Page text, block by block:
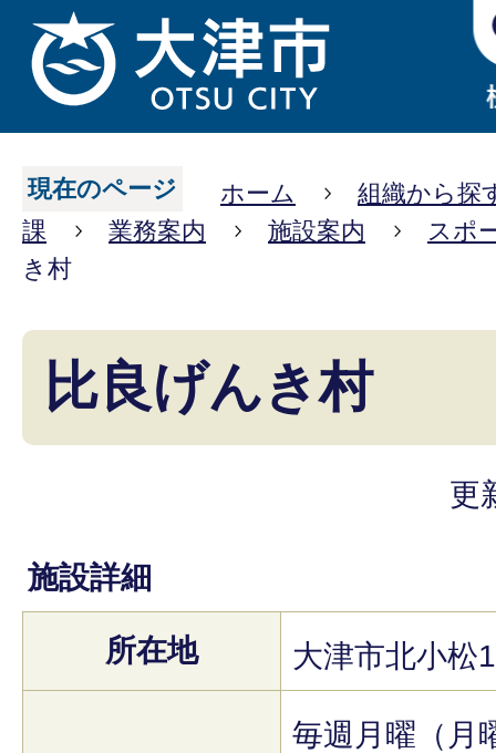
現在のページ ホーム
組織から探
課
業務案内 施設案内
スポ
き村
比良げんき村
更
施設詳細
所在地 大津市北小松
毎週月曜（月